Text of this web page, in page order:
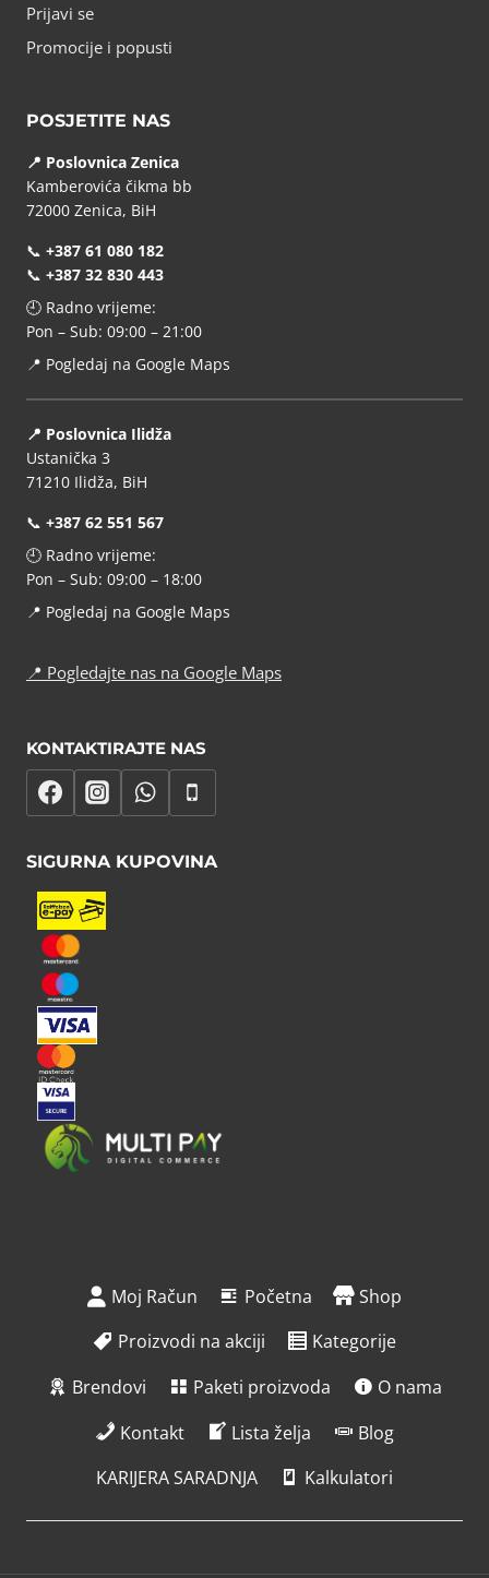
Prijavi se
Promocije i popusti
POSJETITE NAS
📍 Poslovnica Zenica
Kamberovića čikma bb
72000 Zenica, BiH
📞 +387 61 080 182
📞 +387 32 830 443
🕘 Radno vrijeme:
Pon – Sub: 09:00 – 21:00
📍 Pogledaj na Google Maps
📍 Poslovnica Ilidža
Ustanička 3
71210 Ilidža, BiH
📞 +387 62 551 567
🕘 Radno vrijeme:
Pon – Sub: 09:00 – 18:00
📍 Pogledaj na Google Maps
📍 Pogledajte nas na Google Maps
KONTAKTIRAJTE NAS
SIGURNA KUPOVINA
Moj Račun Početna
Shop
Proizvodi na akciji
Kategorije
Brendovi
Paketi proizvoda
O nama
Kontakt
Lista želja
Blog
KARIJERA SARADNJA
Kalkulatori